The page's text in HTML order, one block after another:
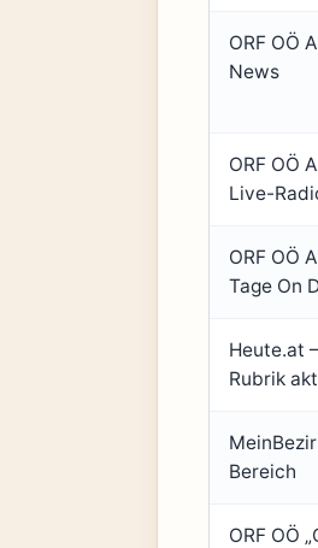
ORF OÖ
News
ORF OÖ
Live-
ORF OÖ
Tage On
Heute.at
Rubrik
Bereich
ORF OÖ